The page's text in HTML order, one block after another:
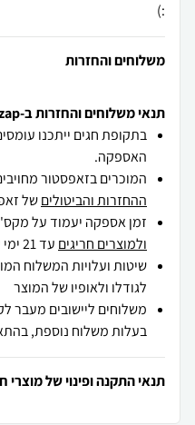
:)
משלוחים והחזרות
תנאי משלוחים והחזרות ב-zap
בתקופת חגים ייתכנו
האספקה.
המוכרים בזאפסטור
ההחזרות והביטוליםשל
זמן אספקה יעמוד על מקס' 7 ימי עסקים מיום הזמנה,
ולמוצרים חריגים עד 21 ימי עסקים .
שיטות ועלויות המשלוח
לגודלו ולאופיו של המוצר
משלוחים ליישובים מעבר
בעלות משלוח נוספת,
תנאי התקנה ופינוי של